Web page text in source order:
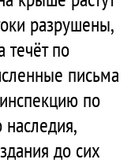
разрушены,
по
письма
по
наследия,
до сих